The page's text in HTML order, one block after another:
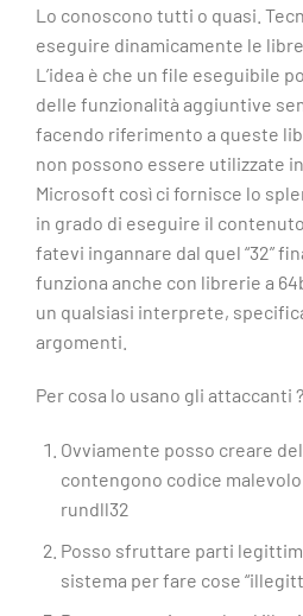
Lo conoscono tutti o quasi.
eseguire dinamicamente le
L’idea è che un file eseguibile
delle funzionalità aggiuntive
facendo riferimento a queste
non possono essere utilizzate
Microsoft così ci fornisce lo
in grado di eseguire il
fatevi ingannare dal quel “32”
funziona anche con librerie a
un qualsiasi interprete,
argomenti.
Per cosa lo usano gli attaccanti
Ovviamente posso creare
contengono codice
rundll32
Posso sfruttare parti
sistema per fare cose